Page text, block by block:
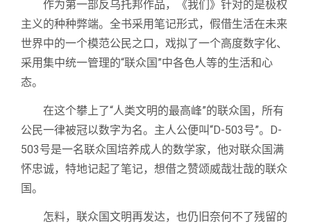
作为第一部反乌托邦作品，《我们》针对的是极权
主义的种种弊端。全书采用笔记形式，假借生活在未来
世界中的一个模范公民之口，戏拟了一个高度数字化、
采用集中统一管理的“联众国”中各色人等的生活和心
态。
在这个攀上了“人类文明的最高峰”的联众国，所有
公民一律被冠以数字为名。主人公便叫“D-503号”。D-
503号是一名联众国培养成人的数学家，他对联众国满
怀忠诚，特地记起了笔记，想借之赞颂威哉壮哉的联众
国。
怎料，联众国文明再发达，也仍旧奈何不了残留的